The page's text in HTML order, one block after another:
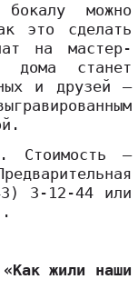
можно
это сделать
на мастер-
дома станет
и друзей –
Стоимость –
3-12-44 или
.
жили наши